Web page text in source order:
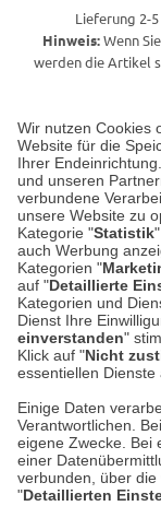
Wir nutzen Cookies
Website für die
Ihrer
und unseren
verbundene
unsere Website zu
Kategorie "Statistik
auch Werbung
Kategorien "
auf "Detaillierte
Kategorien und
Dienst Ihre
einverstanden"
Klick auf "Nicht
essentiellen Dienste
Einige Daten
Verantwortlichen.
eigene Zwecke. Bei
einer
verbunden, über
"Detaillierten
Lieferung 2-
Hinweis:Wenn
werden die Artikel
Montag
Cookie-